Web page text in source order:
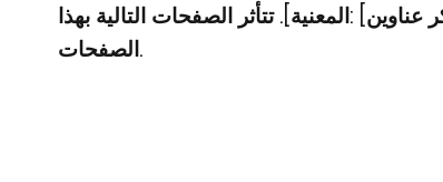
المعنية]. تتأثر الصفحات التالية بهذا: [اذكر عناوين URL لهذه الصفحات]. لذلك، نعلن الامتثال الجزئي للمعيار الخاص بهذه
الصفحات.